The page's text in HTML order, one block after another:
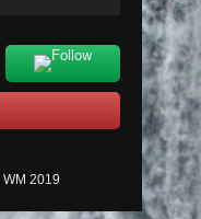
WM 2019